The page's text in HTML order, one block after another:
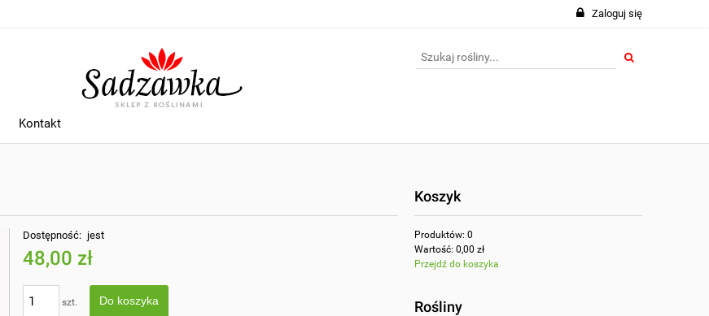
Zaloguj się
Kontakt
Dostępność: jest
48,00 zł
szt. Do koszyka
Koszyk
Produktów: 0
Wartość: 0,00 zł
Przejdź do koszyka
Rośliny